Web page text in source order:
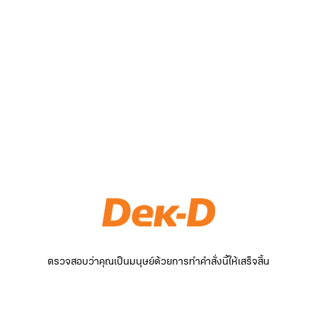
ตรวจสอบว่าคุณเป็นมนุษย์ด้วยการทำคำสั่งนี้ให้เสร็จสิ้น